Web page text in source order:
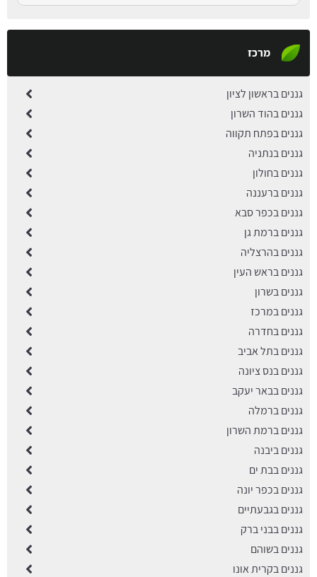
מרכז
גננים בראשון לציון
גננים בהוד השרון
גננים בפתח תקווה
גננים בנתניה
גננים בחולון
גננים ברעננה
גננים בכפר סבא
גננים ברמת גן
גננים בהרצליה
גננים בראש העין
גננים בשרון
גננים במרכז
גננים בחדרה
גננים בתל אביב
גננים בנס ציונה
גננים בבאר יעקב
גננים ברמלה
גננים ברמת השרון
גננים ביבנה
גננים בבת ים
גננים בכפר יונה
גננים בגבעתיים
גננים בבני ברק
גננים בשוהם
גננים בקרית אונו